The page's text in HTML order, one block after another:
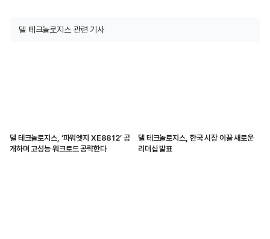
델 테크놀로지스 관련 기사
델 테크놀로지스, ‘파워엣지 XE8812’ 공
개하며 고성능 워크로드 공략한다
델 테크놀로지스, 한국 시장 이끌 새로운
리더십 발표